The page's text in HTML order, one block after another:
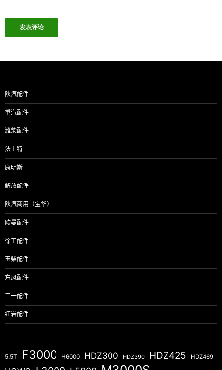
陕汽配件
重汽配件
潍柴配件
法士特
康明斯
解放配件
陕汽商用（宝华）
欧曼配件
徐工配件
玉柴配件
东风配件
三一配件
红岩配件
5.5T F3000 H6000 HDZ300 HDZ390 HDZ425 HDZ469